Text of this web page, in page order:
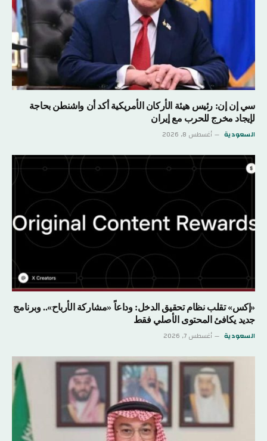
سي إن إن: رئيس هيئة الأركان الأمريكية أكد أن واشنطن بحاجة
لإيجاد مخرج للحرب مع إيران
السعودية أغسطس 8, 2026
«إكس» تقلب نظام تحقيق الدخل: وداعاً «مشاركة الأرباح».. وبرنامج
جديد يكافئ المحتوى الأصلي فقط
السعودية أغسطس 7, 2026